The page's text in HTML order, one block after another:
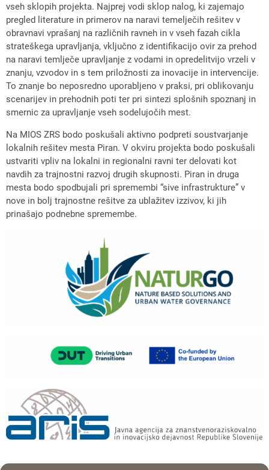
vseh sklopih projekta. Najprej vodi sklop nalog, ki zajemajo
pregled literature in primerov na naravi temelječih rešitev v
obravnavi vprašanj na različnih ravneh in v vseh fazah cikla
strateškega upravljanja, vključno z identifikacijo ovir za prehod
na naravi temlječe upravljanje z vodami in opredelitvijo vrzeli v
znanju, vzvodov in s tem priložnosti za inovacije in intervencije.
To znanje bo neposredno uporabljeno v praksi, pri oblikovanju
scenarijev in prehodnih poti ter pri sintezi splošnih spoznanj in
smernic za upravljanje vseh sodelujočih mest.
Na MIOS ZRS bodo poskušali aktivno podpreti soustvarjanje
lokalnih rešitev mesta Piran. V okviru projekta bodo poskušali
ustvariti vpliv na lokalni in regionalni ravni ter delovati kot
navdih za trajnostni razvoj drugih skupnosti. Piran in druga
mesta bodo spodbujali pri spremembi “sive infrastrukture” v
nove in bolj trajnostne rešitve za ublažitev izzivov, ki jih
prinašajo podnebne spremembe.